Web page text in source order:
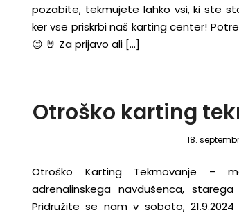
pozabite, tekmujete lahko vsi, ki ste
ker vse priskrbi naš karting center!
😊 🤘 Za prijavo ali […]
Otroško karting
18.
Otroško Karting Tekmovanje –
adrenalinskega navdušenca,
Pridružite se nam v soboto,